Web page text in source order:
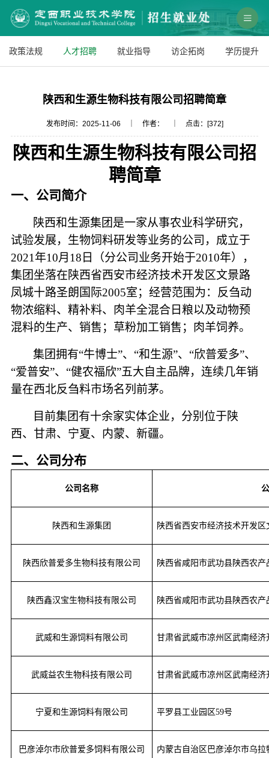
政策法规 人才招聘 就业指导 访企拓岗 学历提升
陕西和生源生物科技有限公司招聘简章
发布时间：2025-11-06 ｜ 作者： ｜ 点击：[372]
陕西和生源生物科技有限公司招
聘简章
一、公司简介
陕西和生源集团是一家从事农业科学研究，
试验发展，生物饲料研发等业务的公司，成立于
2021年10月18日（分公司业务开始于2010年），
集团坐落在陕西省西安市经济技术开发区文景路
凤城十路圣朗国际2005室；经营范围为：反刍动
物浓缩料、精补料、肉羊全混合日粮以及动物预
混料的生产、销售；草粉加工销售；肉羊饲养。
集团拥有“牛博士”、“和生源”、“欣普爱多”、
“爱普安”、“健农福欣”五大自主品牌，连续几年销
量在西北反刍料市场名列前茅。
目前集团有十余家实体企业，分别位于陕
西、甘肃、宁夏、内蒙、新疆。
二、 公司分布
公司名称
陕西和生源集团 陕西省西安市经济技术开发
陕西欣普爱多生物科技有限公司 陕西省咸阳市武功县陕西农
陕西鑫汉宝生物科技有限公司 陕西省咸阳市武功县陕西农
武威和生源饲料有限公司 甘肃省武威市凉州区武南经济
武威益农生物科技有限公司 甘肃省武威市凉州区武南经济
宁夏和生源饲料有限公司 平罗县工业园区59号
巴彦淖尔市欣普爱多饲料有限公司 内蒙古自治区巴彦淖尔市乌